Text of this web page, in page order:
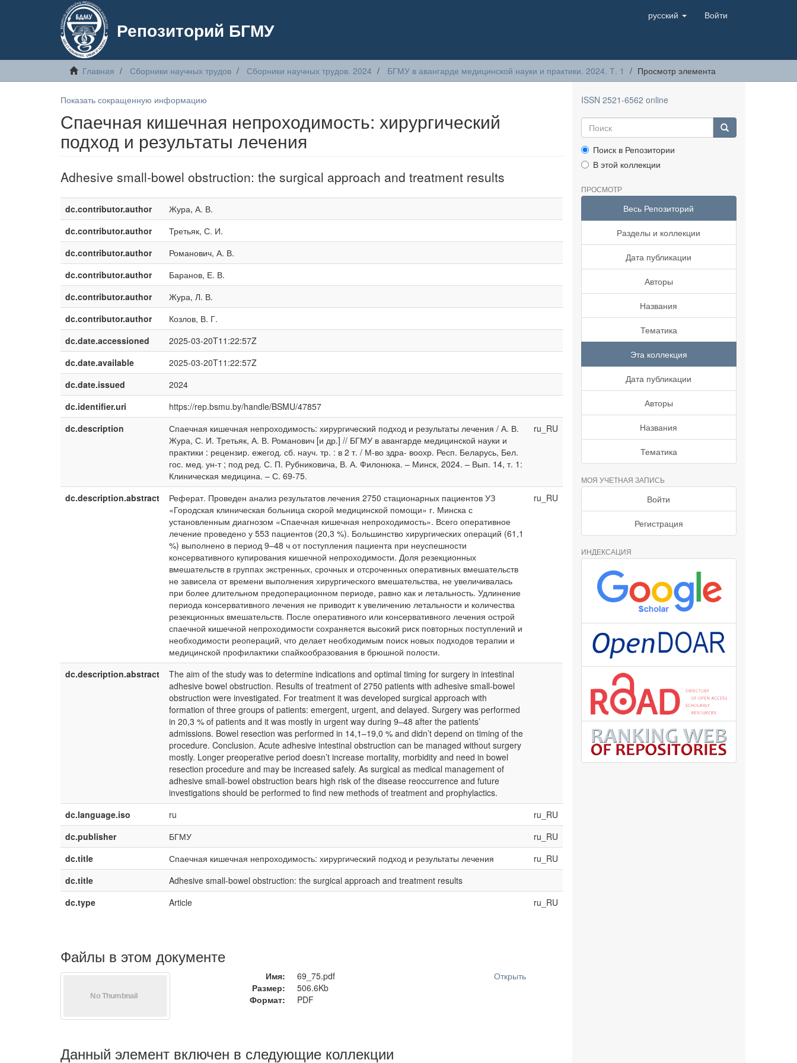
Репозиторий БГМУ
русский Войти
Главная Сборники научных трудов Сборники научных трудов. 2024 БГМУ в авангарде медицинской науки и практики. 2024. Т. 1 Просмотр элемента
Показать сокращенную информацию
Спаечная кишечная непроходимость: хирургический
подход и результаты лечения
Adhesive small-bowel obstruction: the surgical approach and treatment results
dc.contributor.author
Жура, А. В.
dc.contributor.author
Третьяк, С. И.
dc.contributor.author
Романович, А. В.
dc.contributor.author
Баранов, Е. В.
dc.contributor.author
Жура, Л. В.
dc.contributor.author
Козлов, В. Г.
dc.date.accessioned
2025-03-20T11:22:57Z
dc.date.available
2025-03-20T11:22:57Z
dc.date.issued
2024
dc.identifier.uri
https://rep.bsmu.by/handle/BSMU/47857
dc.description
Спаечная кишечная непроходимость: хирургический подход и результаты лечения / А. В.
Жура, С. И. Третьяк, А. В. Романович [и др.] // БГМУ в авангарде медицинской науки и
практики : рецензир. ежегод. сб. науч. тр. : в 2 т. / М-во здра- воохр. Респ. Беларусь, Бел.
гос. мед. ун-т ; под ред. С. П. Рубниковича, В. А. Филонюка. – Минск, 2024. – Вып. 14, т. 1:
Клиническая медицина. – С. 69-75.
ru_RU
dc.description.abstract
Реферат. Проведен анализ результатов лечения 2750 стационарных пациентов УЗ
«Городская клиническая больница скорой медицинской помощи» г. Минска с
установленным диагнозом «Спаечная кишечная непроходимость». Всего оперативное
лечение проведено у 553 пациентов (20,3 %). Большинство хирургических операций (61,1
%) выполнено в период 9–48 ч от поступления пациента при неуспешности
консервативного купирования кишечной непроходимости. Доля резекционных
вмешательств в группах экстренных, срочных и отсроченных оперативных вмешательств
не зависела от времени выполнения хирургического вмешательства, не увеличивалась
при более длительном предоперационном периоде, равно как и летальность. Удлинение
периода консервативного лечения не приводит к увеличению летальности и количества
резекционных вмешательств. После оперативного или консервативного лечения острой
спаечной кишечной непроходимости сохраняется высокий риск повторных поступлений и
необходимости реопераций, что делает необходимым поиск новых подходов терапии и
медицинской профилактики спайкообразования в брюшной полости.
ru_RU
dc.description.abstract
The aim of the study was to determine indications and optimal timing for surgery in intestinal
adhesive bowel obstruction. Results of treatment of 2750 patients with adhesive small-bowel
obstruction were investigated. For treatment it was developed surgical approach with
formation of three groups of patients: emergent, urgent, and delayed. Surgery was performed
in 20,3 % of patients and it was mostly in urgent way during 9–48 after the patients’
admissions. Bowel resection was performed in 14,1–19,0 % and didn’t depend on timing of the
procedure. Conclusion. Acute adhesive intestinal obstruction can be managed without surgery
mostly. Longer preoperative period doesn’t increase mortality, morbidity and need in bowel
resection procedure and may be increased safely. As surgical as medical management of
adhesive small-bowel obstruction bears high risk of the disease reoccurrence and future
investigations should be performed to find new methods of treatment and prophylactics.
dc.language.iso
ru
ru_RU
dc.publisher
БГМУ
ru_RU
dc.title
Спаечная кишечная непроходимость: хирургический подход и результаты лечения
ru_RU
dc.title
Adhesive small-bowel obstruction: the surgical approach and treatment results
dc.type
Article ru_RU
Файлы в этом документе
Имя:
69_75.pdf
Размер:
506.6Kb
Формат:
PDF
Открыть
Данный элемент включен в следующие коллекции
ISSN 2521-6562 online
Поиск в Репозитории
В этой коллекции
ПРОСМОТР
Весь Репозиторий
Разделы и коллекции
Дата публикации
Авторы
Названия
Тематика
Эта коллекция
Дата публикации
Авторы
Названия
Тематика
МОЯ УЧЕТНАЯ ЗАПИСЬ
Войти
Регистрация
ИНДЕКСАЦИЯ